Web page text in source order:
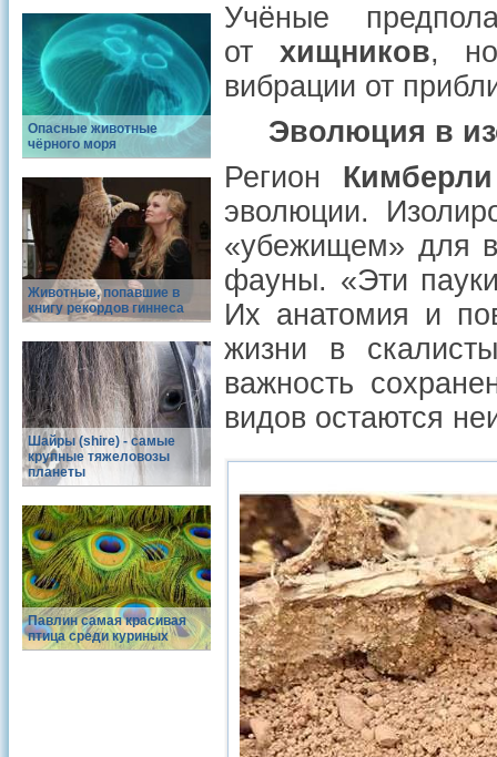
Опасные животные
чёрного моря
Животные, попавшие в
книгу рекордов гиннеса
Шайры (shire) - самые
крупные тяжеловозы
планеты
Павлин самая красивая
птица среди куриных
Учёные
от хищников,
вибрации от
Эволюция в
Регион Кимберли
эволюции.
«убежищем» для
фауны. «Эти
Их анатомия и
жизни в
важность
видов остаются